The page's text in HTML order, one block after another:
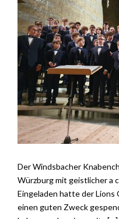
Der Windsbacher
Würzburg mit geistlicher a
Eingeladen hatte der
einen guten Zweck